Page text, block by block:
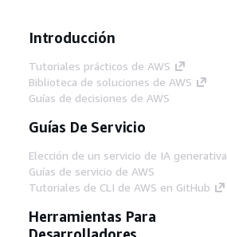
Introducción
Tutoriales prácticos de AWS
Biblioteca de soluciones de AWS
Guías de decisiones de AWS
Guías De Servicio
Elección de un servicio de IA generativa
Guías de servicio de AWS
Tutoriales de CLI de AWS en GitHub
Herramientas Para